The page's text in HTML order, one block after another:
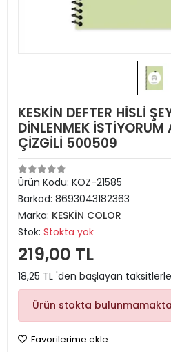
KESKİN DEFTER HİSLİ
DİNLENMEK
ÇİZGİLİ 500509
Ürün Kodu: KOZ-21585
Barkod: 8693043182363
Marka: KESKİN COLOR
Stok: Stokta yok
219,00 TL
18,25 TL 'den başlayan taksitlerle
Ürün stokta
Favorilerime ekle